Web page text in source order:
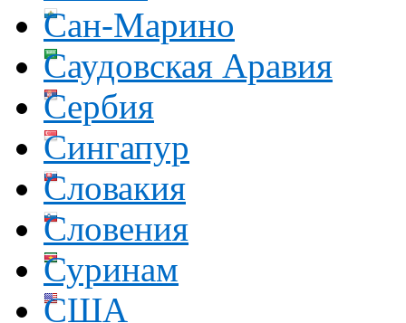
Сан-Марино
Саудовская Аравия
Сербия
Сингапур
Словакия
Словения
Суринам
США